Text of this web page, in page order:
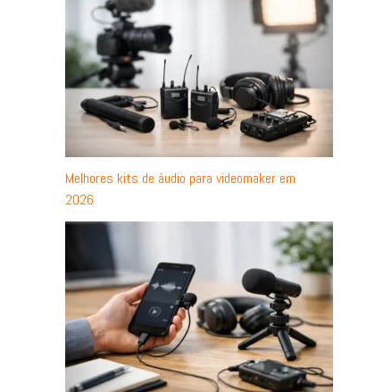
Melhores kits de áudio para videomaker em
2026